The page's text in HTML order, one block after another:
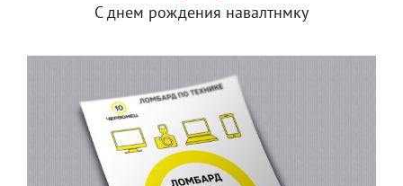
С днем рождения навалтнмку